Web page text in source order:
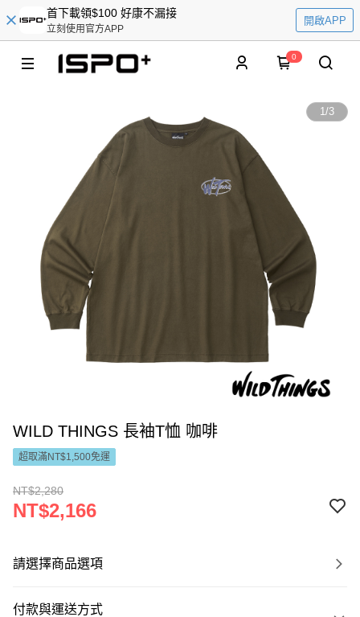
首下載領$100 好康不漏接
立刻使用官方APP
開啟APP
0
1/3
WILD THINGS 長袖T恤 咖啡
超取滿NT$1,500免運
NT$2,280
NT$2,166
請選擇商品選項
付款與運送方式